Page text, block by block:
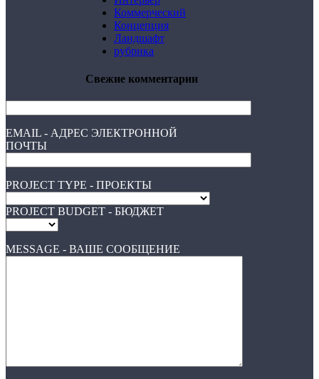
Коммерческий
Концепция
Ландшафт
рубрика
Свежие комментарии
EMAIL - АДРЕС ЭЛЕКТРОННОЙ
ПОЧТЫ
PROJECT TYPE - ПРОЕКТЫ
PROJECT BUDGET - БЮДЖЕТ
MESSAGE - ВАШЕ СООБЩЕНИЕ